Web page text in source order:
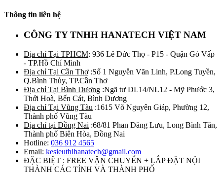
Thông tin liên hệ
CÔNG TY TNHH HANATECH VIỆT NAM
Địa chỉ Tại TPHCM: 936 Lê Đức Thọ - P15 - Quận Gò Vấp
- TP.Hồ Chí Minh
Địa chỉ Tại Cần Thơ:Số 1 Nguyễn Văn Linh, P.Long Tuyền,
Q.Bình Thủy, TP.Cần Thơ
Địa chỉ Tại Bình Dương :Ngã tư DL14/NL12 - Mỹ Phước 3,
Thới Hoà, Bến Cát, Bình Dương
Địa chỉ Tại Vũng Tàu :1615 Võ Nguyên Giáp, Phường 12,
Thành phố Vũng Tàu
Địa chỉ tại Đồng Nai :68/81 Phan Đăng Lưu, Long Bình Tân,
Thành phố Biên Hòa, Đồng Nai
Hotline: 036 912 4565
Email: kesieuthihanatech@gmail.com
ĐẶC BIỆT : FREE VẬN CHUYỂN + LẮP ĐẶT NỘI
THÀNH CÁC TỈNH VÀ THÀNH PHỐ